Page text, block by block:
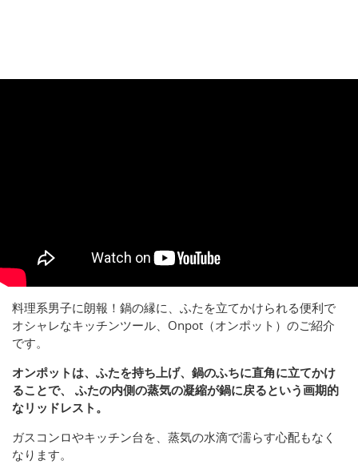
料理系男子に朗報！鍋の縁に、ふたを立てかけられる便利で
オシャレなキッチンツール、Onpot（オンポット）のご紹介
です。
オンポットは、ふたを持ち上げ、鍋のふちに直角に立てかけ
ることで、 ふたの内側の蒸気の凝縮が鍋に戻るという画期的
なリッドレスト。
ガスコンロやキッチン台を、蒸気の水滴で濡らす心配もなく
なります。